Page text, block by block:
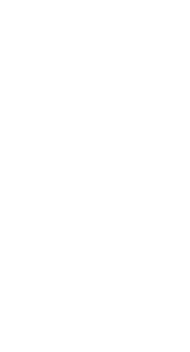
Estas cookies
navegador para
Cookies de
Estas cookies
ayudan a saber
estas cookies